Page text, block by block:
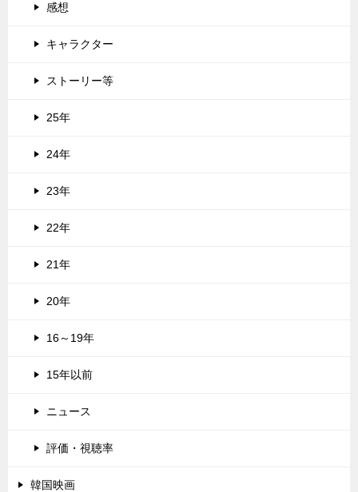
感想
キャラクター
ストーリー等
25年
24年
23年
22年
21年
20年
16～19年
15年以前
ニュース
評価・視聴率
韓国映画